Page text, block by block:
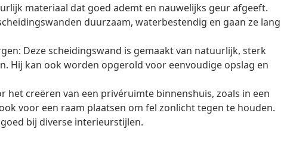
materiaal dat goed ademt en nauwelijks geur afgeeft.
duurzaam, waterbestendig en gaan ze lang
Deze scheidingswand is gemaakt van natuurlijk, sterk
Hij kan ook worden opgerold voor eenvoudige opslag en
het creëren van een privéruimte binnenshuis, zoals in een
voor een raam plaatsen om fel zonlicht tegen te houden.
bij diverse interieurstijlen.